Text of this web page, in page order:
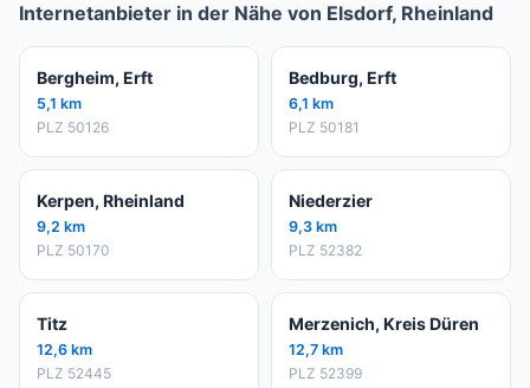
Internetanbieter in der Nähe von Elsdorf, Rheinland
Bergheim, Erft
5,1 km
PLZ 50126
Bedburg, Erft
6,1 km
PLZ 50181
Kerpen, Rheinland
9,2 km
PLZ 50170
Niederzier
9,3 km
PLZ 52382
Titz
12,6 km
PLZ 52445
Merzenich, Kreis Düren
12,7 km
PLZ 52399